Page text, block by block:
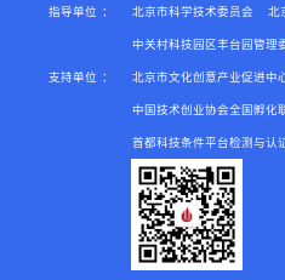
指导单位 ： 北京市科学技术委员会 北
中关村科技园区丰台园管理
支持单位 ： 北京市文化创意产业促进中
中国技术创业协会全国孵化
首都科技条件平台检测与认